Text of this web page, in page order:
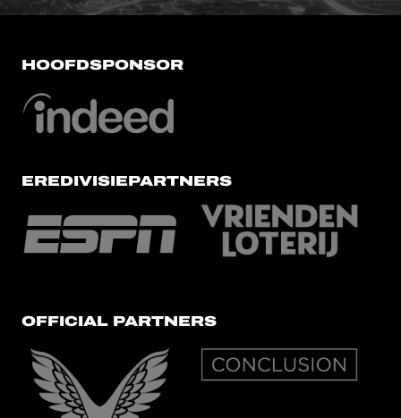
HOOFDSPONSOR
EREDIVISIEPARTNERS
OFFICIAL PARTNERS